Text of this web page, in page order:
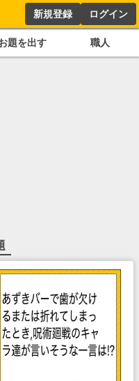
新規登録 ログイン
題を出す 職人